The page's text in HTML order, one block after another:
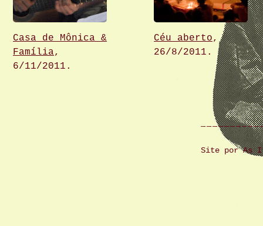
Casa de Mônica &
Família,
6/11/2011.
Céu aberto,
26/8/2011.
Site por As